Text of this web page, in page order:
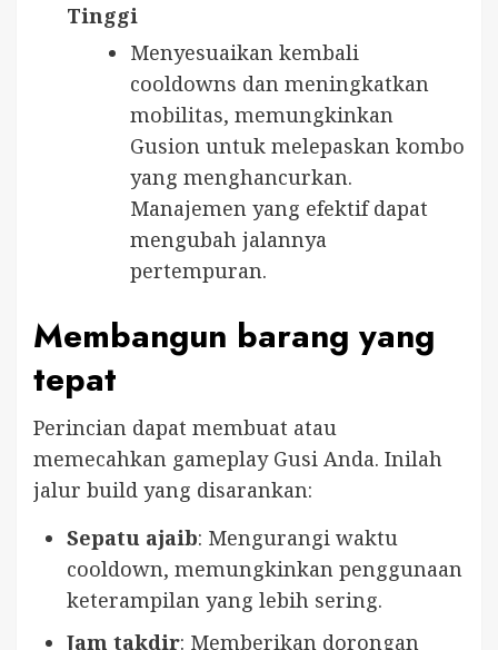
Tinggi
Menyesuaikan kembali
cooldowns dan meningkatkan
mobilitas, memungkinkan
Gusion untuk melepaskan kombo
yang menghancurkan.
Manajemen yang efektif dapat
mengubah jalannya
pertempuran.
Membangun barang yang
tepat
Perincian dapat membuat atau
memecahkan gameplay Gusi Anda. Inilah
jalur build yang disarankan:
Sepatu ajaib: Mengurangi waktu
cooldown, memungkinkan penggunaan
keterampilan yang lebih sering.
Jam takdir: Memberikan dorongan